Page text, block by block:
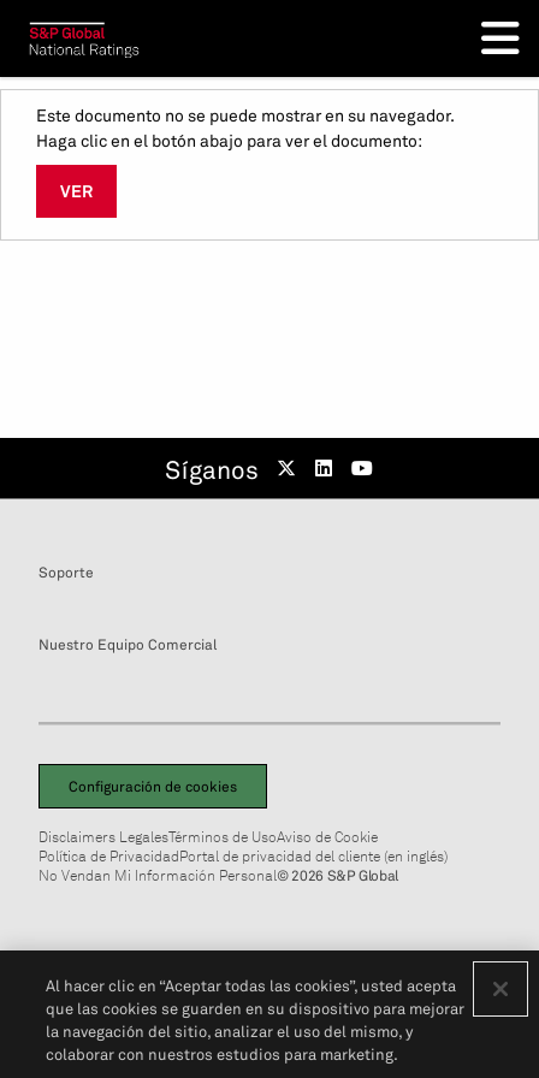
Este documento no se puede mostrar en su navegador.
Haga clic en el botón abajo para ver el documento:
VER
Síganos
Soporte
Nuestro Equipo Comercial
Configuración de cookies
Disclaimers LegalesTérminos de UsoAviso de Cookie
Política de PrivacidadPortal de privacidad del cliente (en inglés)
No Vendan Mi Información Personal© 2026 S&P Global
Al hacer clic en “Aceptar todas las cookies”, usted acepta
que las cookies se guarden en su dispositivo para mejorar
la navegación del sitio, analizar el uso del mismo, y
colaborar con nuestros estudios para marketing.